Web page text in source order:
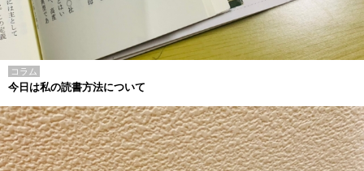
コラム
今日は私の読書方法について